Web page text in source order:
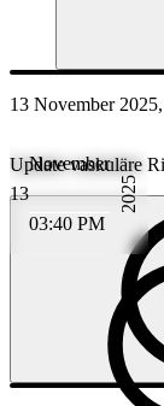
13 November
13
November
03:40 PM
2025
Update vaskuläre